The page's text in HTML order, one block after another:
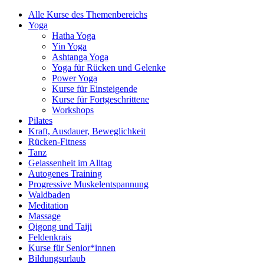
Alle Kurse des Themenbereichs
Yoga
Hatha Yoga
Yin Yoga
Ashtanga Yoga
Yoga für Rücken und Gelenke
Power Yoga
Kurse für Einsteigende
Kurse für Fortgeschrittene
Workshops
Pilates
Kraft, Ausdauer, Beweglichkeit
Rücken-Fitness
Tanz
Gelassenheit im Alltag
Autogenes Training
Progressive Muskelentspannung
Waldbaden
Meditation
Massage
Qigong und Taiji
Feldenkrais
Kurse für Senior*innen
Bildungsurlaub